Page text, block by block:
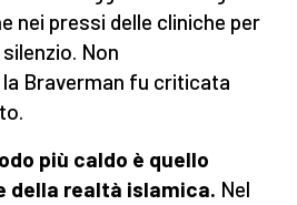
nei pressi delle cliniche per
Non
Braverman fu criticata
più caldo è quello
della realtà islamica. Nel